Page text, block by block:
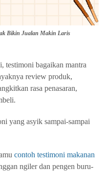
Bikin Jualan Makin Laris
testimoni bagaikan mantra
review produk,
rasa penasaran,
yang asyik sampai-sampai
contoh testimoni makanan
ngiler dan pengen buru-